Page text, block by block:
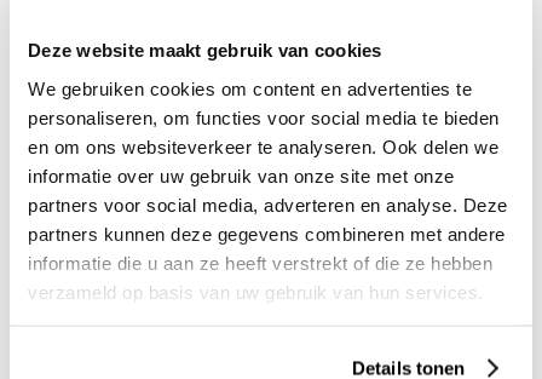
Deze website maakt gebruik van cookies
We gebruiken cookies om content en advertenties te
personaliseren, om functies voor social media te bieden
en om ons websiteverkeer te analyseren. Ook delen we
informatie over uw gebruik van onze site met onze
partners voor social media, adverteren en analyse. Deze
partners kunnen deze gegevens combineren met andere
informatie die u aan ze heeft verstrekt of die ze hebben
verzameld op basis van uw gebruik van hun services.
Details tonen
Neon en glow in the dark
klei
€ 10,95 incl. BTW
17121431
Preorder
Mondo water wiggly
€ 3,99 incl. BTW